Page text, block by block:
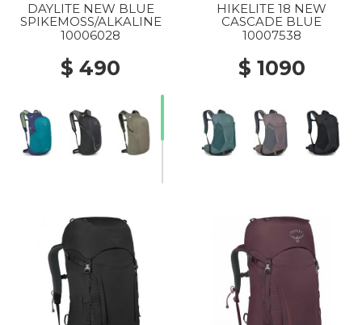
DAYLITE NEW BLUE
SPIKEMOSS/ALKALINE
10006028
$ 490
HIKELITE 18 NEW
CASCADE BLUE
10007538
$ 1090